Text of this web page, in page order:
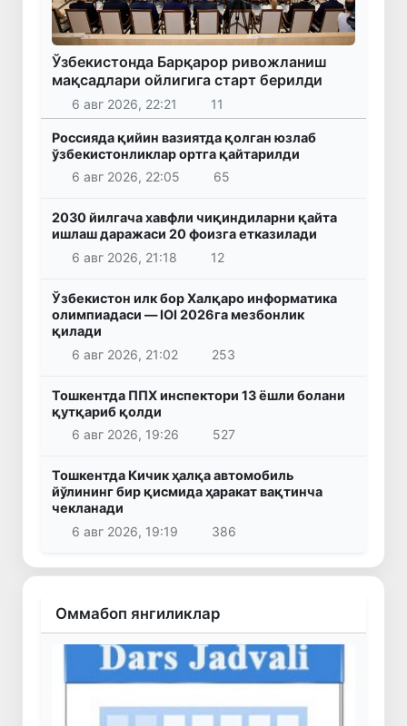
Ўзбекистонда Барқарор ривожланиш
мақсадлари ойлигига старт берилди
6 авг 2026, 22:21 11
Россияда қийин вазиятда қолган юзлаб
ўзбекистонликлар ортга қайтарилди
6 авг 2026, 22:05
65
2030 йилгача хавфли чиқиндиларни қайта
ишлаш даражаси 20 фоизга етказилади
6 авг 2026, 21:18
12
Ўзбекистон илк бор Халқаро информатика
олимпиадаси — IOI 2026га мезбонлик
қилади
6 авг 2026, 21:02
253
Тошкентда ППХ инспектори 13 ёшли болани
қутқариб қолди
6 авг 2026, 19:26
527
Тошкентда Кичик ҳалқа автомобиль
йўлининг бир қисмида ҳаракат вақтинча
чекланади
6 авг 2026, 19:19
386
Оммабоп янгиликлар